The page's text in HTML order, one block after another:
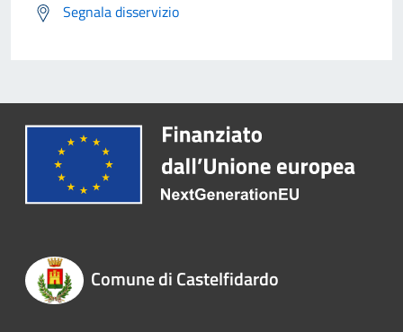
Segnala disservizio
Comune di Castelfidardo